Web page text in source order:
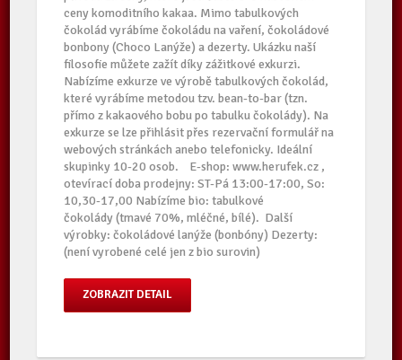
ceny komoditního kakaa. Mimo tabulkových
čokolád vyrábíme čokoládu na vaření, čokoládové
bonbony (Choco Lanýže) a dezerty. Ukázku naší
filosofie můžete zažít díky zážitkové exkurzi.
Nabízíme exkurze ve výrobě tabulkových čokolád,
které vyrábíme metodou tzv. bean-to-bar (tzn.
přímo z kakaového bobu po tabulku čokolády). Na
exkurze se lze přihlásit přes rezervační formulář na
webových stránkách anebo telefonicky. Ideální
skupinky 10-20 osob. E-shop: www.herufek.cz ,
otevírací doba prodejny: ST-Pá 13:00-17:00, So:
10,30-17,00 Nabízíme bio: tabulkové
čokolády (tmavé 70%, mléčné, bílé). Další
výrobky: čokoládové lanýže (bonbóny) Dezerty:
(není vyrobené celé jen z bio surovin)
ZOBRAZIT DETAIL